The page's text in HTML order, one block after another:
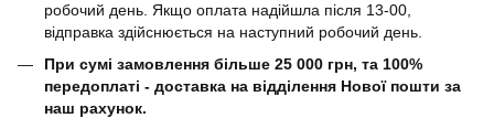
робочий день. Якщо оплата надійшла після 13-00,
відправка здійснюється на наступний робочий день.
При сумі замовлення більше 25 000 грн, та 100%
передоплаті - доставка на відділення Нової пошти за
наш рахунок.